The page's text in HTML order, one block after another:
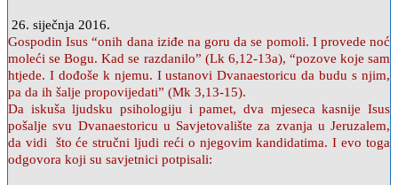
26. siječnja 2016.
Gospodin Isus “onih dana iziđe na goru da se pomoli. I provede noć
moleći se Bogu. Kad se razdanilo” (Lk 6,12-13a), “pozove koje sam
htjede. I dođoše k njemu. I ustanovi Dvanaestoricu da budu s njim,
pa da ih šalje propovijedati” (Mk 3,13-15).
Da iskuša ljudsku psihologiju i pamet, dva mjeseca kasnije Isus
pošalje svu Dvanaestoricu u Savjetovalište za zvanja u Jeruzalem,
da vidi što će stručni ljudi reći o njegovim kandidatima. I evo toga
odgovora koji su savjetnici potpisali: